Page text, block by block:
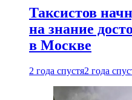
Таксистов
на знание
в Москве
2 года спустя2 года